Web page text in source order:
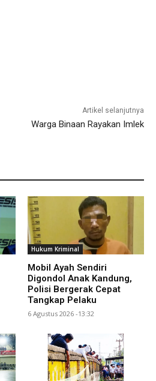
Artikel selanjutnya
Warga Binaan Rayakan Imlek
Hukum Kriminal
Mobil Ayah Sendiri
Digondol Anak Kandung,
Polisi Bergerak Cepat
Tangkap Pelaku
6 Agustus 2026 -13:32